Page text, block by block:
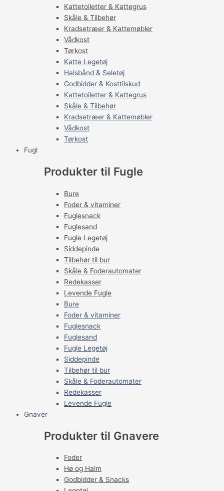
Kattetoiletter & Kattegrus
Skåle & Tilbehør
Kradsetræer & Kattemøbler
Vådkost
Tørkost
Katte Legetøj
Halsbånd & Seletøj
Godbidder & Kosttilskud
Kattetoiletter & Kattegrus
Skåle & Tilbehør
Kradsetræer & Kattemøbler
Vådkost
Tørkost
Fugl
Produkter til Fugle
Bure
Foder & vitaminer
Fuglesnack
Fuglesand
Fugle Legetøj
Siddepinde
Tilbehør til bur
Skåle & Foderautomater
Redekasser
Levende Fugle
Bure
Foder & vitaminer
Fuglesnack
Fuglesand
Fugle Legetøj
Siddepinde
Tilbehør til bur
Skåle & Foderautomater
Redekasser
Levende Fugle
Gnaver
Produkter til Gnavere
Foder
Hø og Halm
Godbidder & Snacks